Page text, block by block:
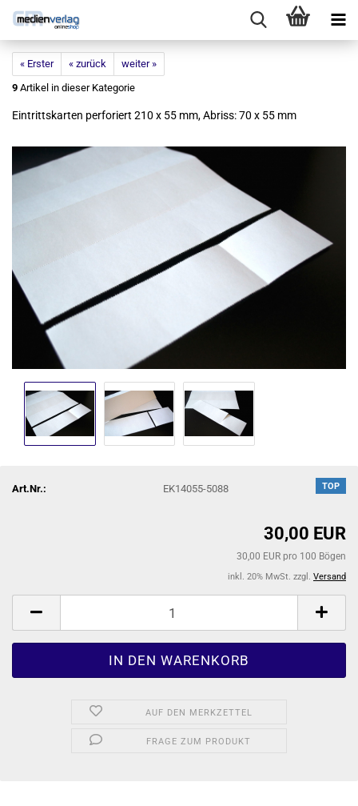
« Erster « zurück
weiter »
9 Artikel in dieser Kategorie
Ein­tritts­kar­ten per­fo­riert 210 x 55 mm, Ab­riss: 70 x 55 mm
TOP
Art.Nr.: EK14055-5088
30,00 EUR
30,00 EUR pro 100 Bögen
inkl. 20% MwSt. zzgl. Versand
AUF DEN MERKZETTEL
FRAGE ZUM PRODUKT